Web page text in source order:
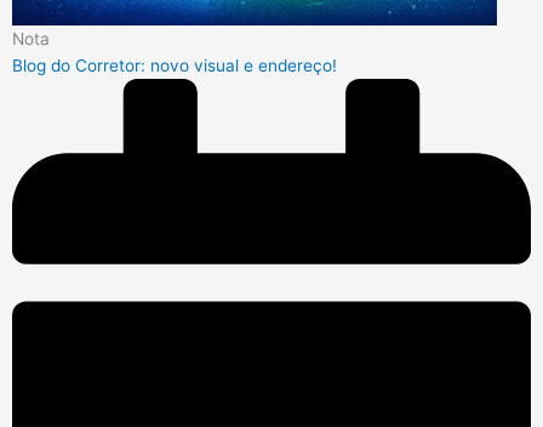
Nota
Blog do Corretor: novo visual e endereço!